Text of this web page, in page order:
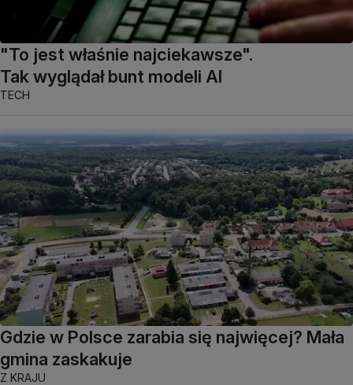
"To jest właśnie najciekawsze".
Tak wyglądał bunt modeli AI
TECH
Gdzie w Polsce zarabia się najwięcej? Mała
gmina zaskakuje
Z KRAJU